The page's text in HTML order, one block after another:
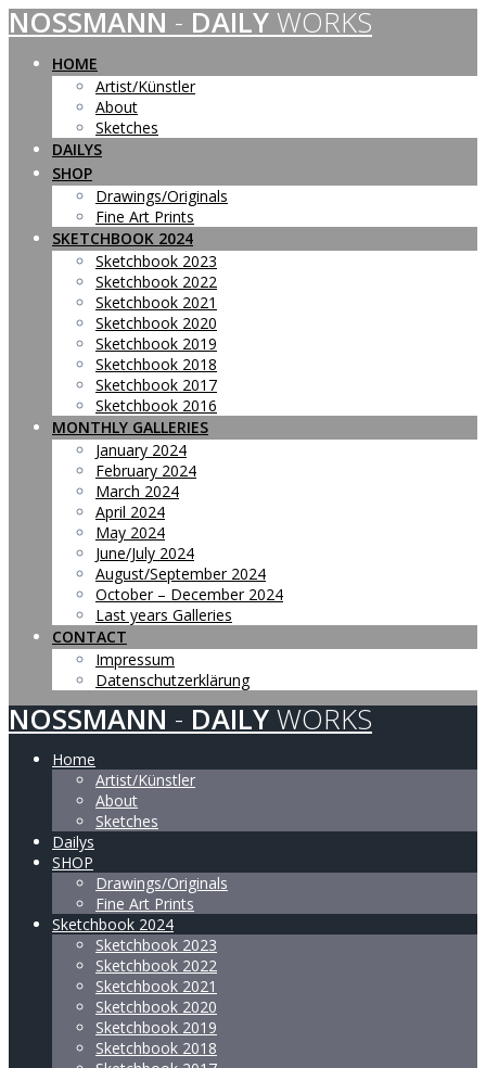
Skip
to
content
NOSSMANN - DAILY WORKS
HOME
Artist/Künstler
About
Sketches
DAILYS
SHOP
Drawings/Originals
Fine Art Prints
SKETCHBOOK 2024
Sketchbook 2023
Sketchbook 2022
Sketchbook 2021
Sketchbook 2020
Sketchbook 2019
Sketchbook 2018
Sketchbook 2017
Sketchbook 2016
MONTHLY GALLERIES
January 2024
February 2024
March 2024
April 2024
May 2024
June/July 2024
August/September 2024
October – December 2024
Last years Galleries
CONTACT
Impressum
Datenschutzerklärung
NOSSMANN - DAILY WORKS
Home
Artist/Künstler
About
Sketches
Dailys
SHOP
Drawings/Originals
Fine Art Prints
Sketchbook 2024
Sketchbook 2023
Sketchbook 2022
Sketchbook 2021
Sketchbook 2020
Sketchbook 2019
Sketchbook 2018